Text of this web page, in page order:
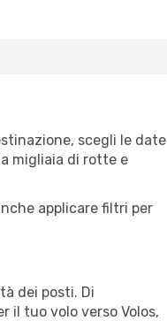
scegli le date
migliaia di rotte e
applicare filtri per
dei posti. Di
il tuo volo verso Volos,